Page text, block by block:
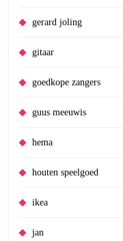
gerard joling
gitaar
goedkope zangers
guus meeuwis
hema
houten speelgoed
ikea
jan